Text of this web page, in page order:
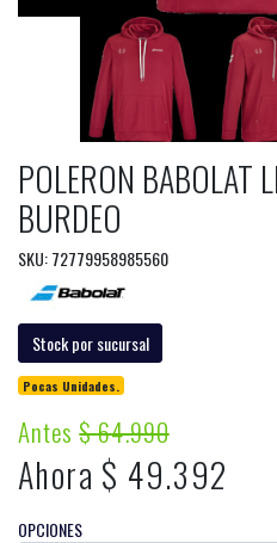
POLERON BABOLAT
BURDEO
SKU: 72779958985560
Stock por sucursal
Pocas Unidades.
Antes$ 64.990
Ahora $ 49.392
OPCIONES